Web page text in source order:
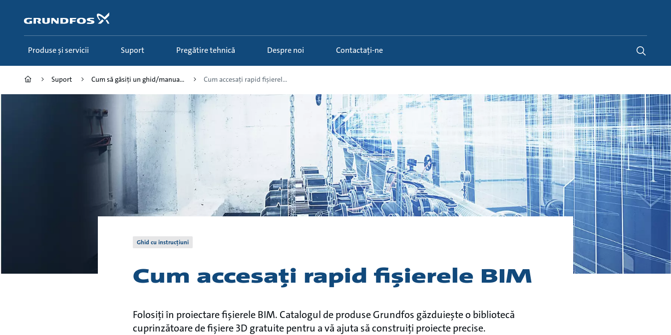
conținutul
principal
Produse și servicii Suport Pregătire tehnică Despre noi Contactați-ne
Suport Cum să găsiți un ghid/manua... Cum accesați rapid fișierel...
Ghid cu instrucțiuni
Cum accesați rapid fișierele BIM
Folosiți în proiectare fișierele BIM. Catalogul de produse Grundfos găzduiește o bibliotecă
cuprinzătoare de fișiere 3D gratuite pentru a vă ajuta să construiți proiecte precise.